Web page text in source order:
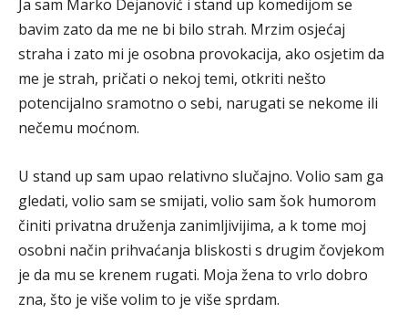
Ja sam Marko Dejanović i stand up komedijom se
bavim zato da me ne bi bilo strah. Mrzim osjećaj
straha i zato mi je osobna provokacija, ako osjetim da
me je strah, pričati o nekoj temi, otkriti nešto
potencijalno sramotno o sebi, narugati se nekome ili
nečemu moćnom.
U stand up sam upao relativno slučajno. Volio sam ga
gledati, volio sam se smijati, volio sam šok humorom
činiti privatna druženja zanimljivijima, a k tome moj
osobni način prihvaćanja bliskosti s drugim čovjekom
je da mu se krenem rugati. Moja žena to vrlo dobro
zna, što je više volim to je više sprdam.